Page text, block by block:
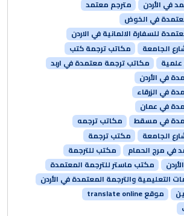
في الأردن
مترجم معتمد
في الخوض
للسفارة الالمانية في الاردن
الجامعة
مكاتب ترجمة كتب
مكاتب ترجمة معتمدة في اربد
في الأردن
في الزرقاء
في عمان
في مسقط
مكاتب ترجمه
الجامعة
مكتب ترجمة
في مرج الحمام
مكتب للترجمة
مكتب ماستر للترجمة المعتمدة
التعليمية والترجمة المعتمدة في الأردن
موقع translate online